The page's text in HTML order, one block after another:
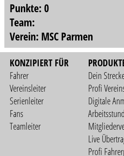
Punkte: 0
Team:
Verein: MSC Parmen
KONZIPIERT FÜR
Fahrer
Vereinsleiter
Serienleiter
Fans
Teamleiter
Dein
Profi
Digitale
Live
Profi